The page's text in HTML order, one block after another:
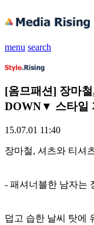
menu search
[옴므패션] 장마
DOWN▼ 스타일
15.07.01 11:40
장마철, 셔츠와 티셔
- 패셔너블한 남자는
덥고 습한 날씨 탓에